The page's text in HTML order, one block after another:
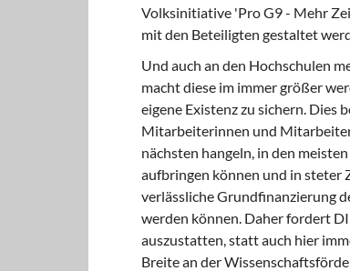
Volksinitiative 'Pro G9 - Mehr
mit den Beteiligten gestaltet
Und auch an den Hochschulen
macht diese im immer größer
eigene Existenz zu sichern. Dies
Mitarbeiterinnen und
nächsten hangeln, in den
aufbringen können und in steter
verlässliche Grundfinanzierung
werden können. Daher fordert
auszustatten, statt auch hier
Breite an der